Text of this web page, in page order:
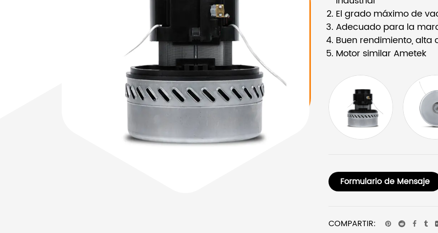
El grado máximo de
Adecuado para la
Buen rendimiento,
Motor similar Ametek
Formulario de Mensaje
COMPARTIR: